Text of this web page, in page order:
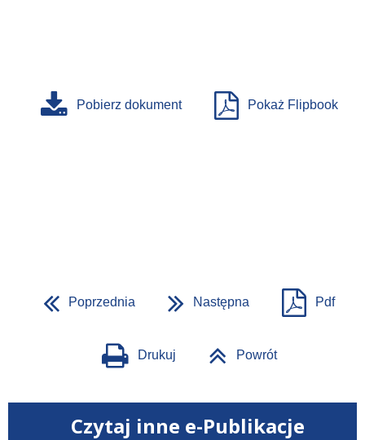
Pobierz dokument Pokaż Flipbook
Poprzednia Następna Pdf
Drukuj Powrót
Czytaj inne e-Publikacje